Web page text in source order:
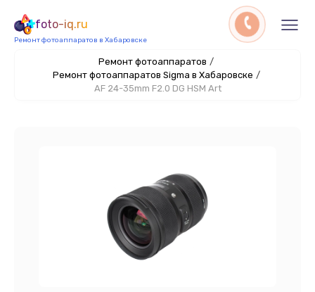
foto-iq.ru
Ремонт фотоаппаратов в Хабаровске
Ремонт фотоаппаратов /
Ремонт фотоаппаратов Sigma в Хабаровске /
AF 24-35mm F2.0 DG HSM Art